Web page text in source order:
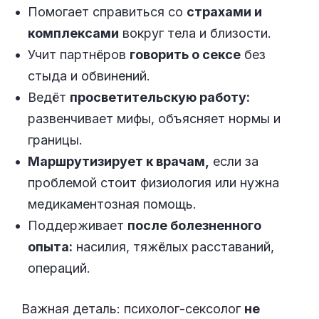
Помогает справиться со страхами и
комплексами вокруг тела и близости.
Учит партнёров говорить о сексе без
стыда и обвинений.
Ведёт просветительскую работу:
развенчивает мифы, объясняет нормы и
границы.
Маршрутизирует к врачам,
если за
проблемой стоит физиология или нужна
медикаментозная помощь.
Поддерживает после болезненного
опыта: насилия, тяжёлых расставаний,
операций.
Важная деталь: психолог-сексолог не